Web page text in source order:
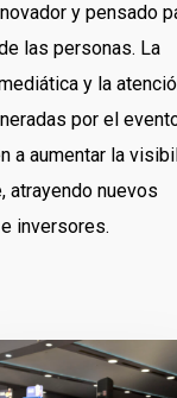
y pensado
las personas. La
y la
por el
a aumentar la
atrayendo nuevos
inversores.